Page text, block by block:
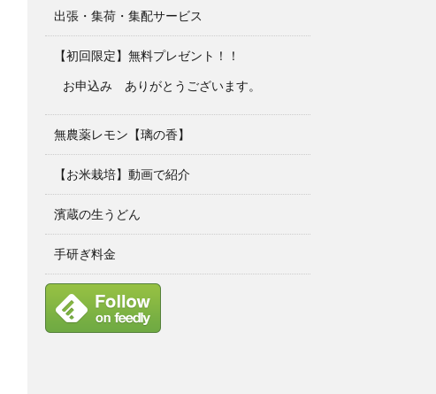
出張・集荷・集配サービス
【初回限定】無料プレゼント！！
お申込み ありがとうございます。
無農薬レモン【璃の香】
【お米栽培】動画で紹介
濱蔵の生うどん
手研ぎ料金